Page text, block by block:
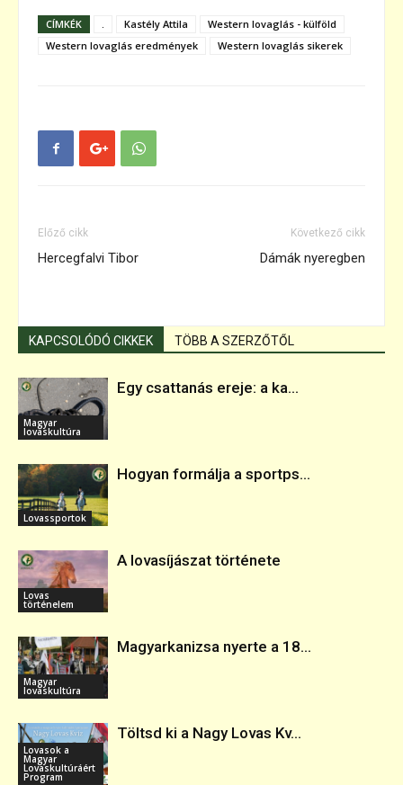
CÍMKÉK . Kastély Attila
Western lovaglás - külföld
Western lovaglás eredmények
Western lovaglás sikerek
Előző cikk
Hercegfalvi Tibor
Következő cikk
Dámák nyeregben
KAPCSOLÓDÓ CIKKEK TÖBB A SZERZŐTŐL
Magyar
lovaskultúra
Egy csattanás ereje: a ka...
Lovassportok
Hogyan formálja a sportps...
Lovas
történelem
A lovasíjászat története
Magyar
lovaskultúra
Magyarkanizsa nyerte a 18...
Lovasok a
Magyar
Lovaskultúráért
Program
Töltsd ki a Nagy Lovas Kv...